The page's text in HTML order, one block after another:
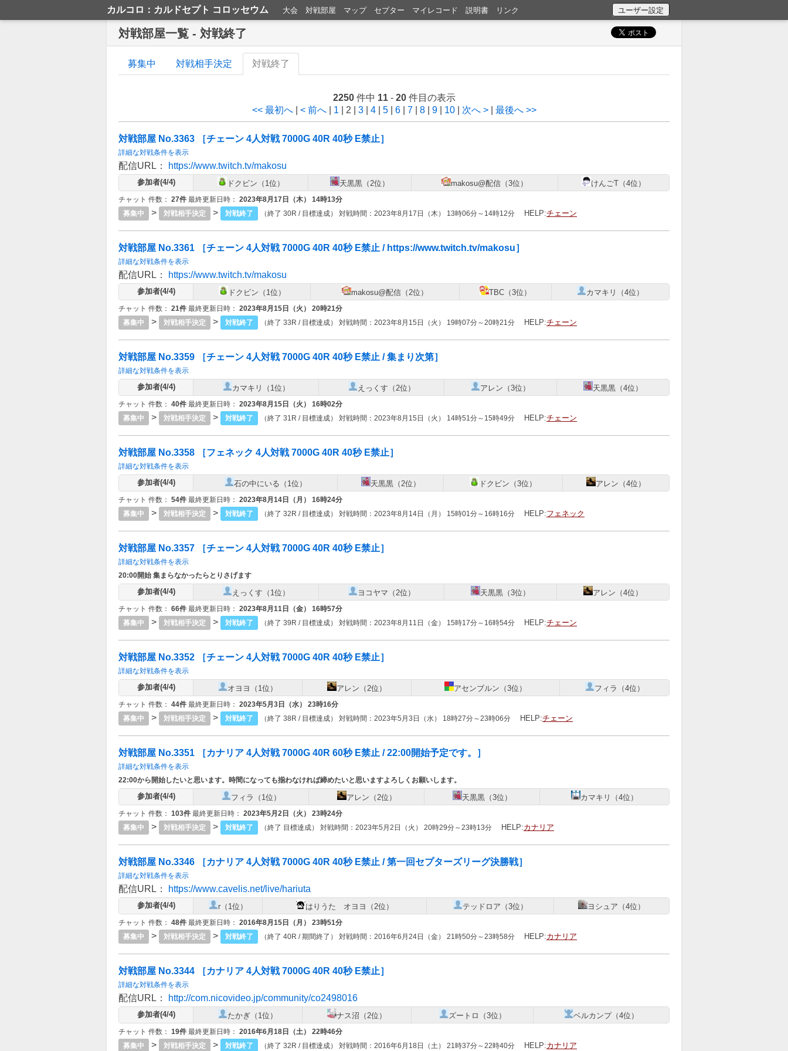
カルコロ：カルドセプト コロッセウム 大会 対戦部屋 マップ セプター マイレコード 説明書 リンク
対戦部屋一覧 - 対戦終了
募集中 対戦相手決定 対戦終了
2250件中 11- 20件目の表示
<< 最初へ
< 前へ 1 | 2 | 3 4 5 6 7 8 9 10 次へ > 最後へ >>
対戦部屋 No.3363 ［チェーン 4人対戦 7000G 40R 40秒 E禁止］
詳細な対戦条件を表示
配信URL： https://www.twitch.tv/makosu
参加者(4/4) ドクビン（1位） 天黒黒（2位） makosu@配信（3位） けんごT（4位）
チャット 件数： 27件 最終更新日時： 2023年8月17日（木） 14時13分
募集中
> 対戦相手決定 > 対戦終了 （終了 30R / 目標達成） 対戦時間：2023年8月17日（木） 13時06分～14時12分 HELP:チェーン
対戦部屋 No.3361 ［チェーン 4人対戦 7000G 40R 40秒 E禁止 / https://www.twitch.tv/makosu］
詳細な対戦条件を表示
配信URL： https://www.twitch.tv/makosu
参加者(4/4) ドクビン（1位） makosu@配信（2位） TBC（3位） カマキリ（4位）
チャット 件数： 21件 最終更新日時： 2023年8月15日（火） 20時21分
募集中
> 対戦相手決定 > 対戦終了 （終了 33R / 目標達成） 対戦時間：2023年8月15日（火） 19時07分～20時21分 HELP:チェーン
対戦部屋 No.3359 ［チェーン 4人対戦 7000G 40R 40秒 E禁止 / 集まり次第］
詳細な対戦条件を表示
参加者(4/4) カマキリ（1位） えっくす（2位） アレン（3位） 天黒黒（4位）
チャット 件数： 40件 最終更新日時： 2023年8月15日（火） 16時02分
募集中
> 対戦相手決定 > 対戦終了 （終了 31R / 目標達成） 対戦時間：2023年8月15日（火） 14時51分～15時49分 HELP:チェーン
対戦部屋 No.3358 ［フェネック 4人対戦 7000G 40R 40秒 E禁止］
詳細な対戦条件を表示
参加者(4/4) 石の中にいる（1位） 天黒黒（2位） ドクビン（3位） アレン（4位）
チャット 件数： 54件 最終更新日時： 2023年8月14日（月） 16時24分
募集中
> 対戦相手決定 > 対戦終了 （終了 32R / 目標達成） 対戦時間：2023年8月14日（月） 15時01分～16時16分 HELP:フェネック
対戦部屋 No.3357 ［チェーン 4人対戦 7000G 40R 40秒 E禁止］
詳細な対戦条件を表示
20:00開始 集まらなかったらとりさげます
参加者(4/4) えっくす（1位） ヨコヤマ（2位） 天黒黒（3位） アレン（4位）
チャット 件数： 66件 最終更新日時： 2023年8月11日（金） 16時57分
募集中
> 対戦相手決定 > 対戦終了 （終了 39R / 目標達成） 対戦時間：2023年8月11日（金） 15時17分～16時54分 HELP:チェーン
対戦部屋 No.3352 ［チェーン 4人対戦 7000G 40R 40秒 E禁止］
詳細な対戦条件を表示
参加者(4/4) オヨヨ（1位） アレン（2位） アセンブルン（3位） フィラ（4位）
チャット 件数： 44件 最終更新日時： 2023年5月3日（水） 23時16分
募集中
> 対戦相手決定 > 対戦終了 （終了 38R / 目標達成） 対戦時間：2023年5月3日（水） 18時27分～23時06分 HELP:チェーン
対戦部屋 No.3351 ［カナリア 4人対戦 7000G 40R 60秒 E禁止 / 22:00開始予定です。］
詳細な対戦条件を表示
22:00から開始したいと思います。時間になっても揃わなければ締めたいと思いますよろしくお願いします。
参加者(4/4) フィラ（1位） アレン（2位） 天黒黒（3位） カマキリ（4位）
チャット 件数： 103件 最終更新日時： 2023年5月2日（火） 23時24分
募集中
> 対戦相手決定 > 対戦終了 （終了 目標達成） 対戦時間：2023年5月2日（火） 20時29分～23時13分 HELP:カナリア
対戦部屋 No.3346 ［カナリア 4人対戦 7000G 40R 40秒 E禁止 / 第一回セプターズリーグ決勝戦］
詳細な対戦条件を表示
配信URL： https://www.cavelis.net/live/hariuta
参加者(4/4) r（1位） はりうた オヨヨ（2位） テッドロア（3位） ヨシュア（4位）
チャット 件数： 48件 最終更新日時： 2016年8月15日（月） 23時51分
募集中
> 対戦相手決定 > 対戦終了 （終了 40R / 期間終了） 対戦時間：2016年6月24日（金） 21時50分～23時58分 HELP:カナリア
対戦部屋 No.3344 ［カナリア 4人対戦 7000G 40R 40秒 E禁止］
詳細な対戦条件を表示
配信URL： http://com.nicovideo.jp/community/co2498016
参加者(4/4) たかぎ（1位） ナス沼（2位） ズートロ（3位） ベルカンプ（4位）
チャット 件数： 19件 最終更新日時： 2016年6月18日（土） 22時46分
募集中
> 対戦相手決定 > 対戦終了 （終了 32R / 目標達成） 対戦時間：2016年6月18日（土） 21時37分～22時40分 HELP:カナリア